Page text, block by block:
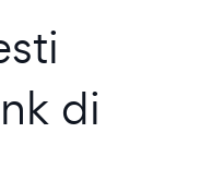
di